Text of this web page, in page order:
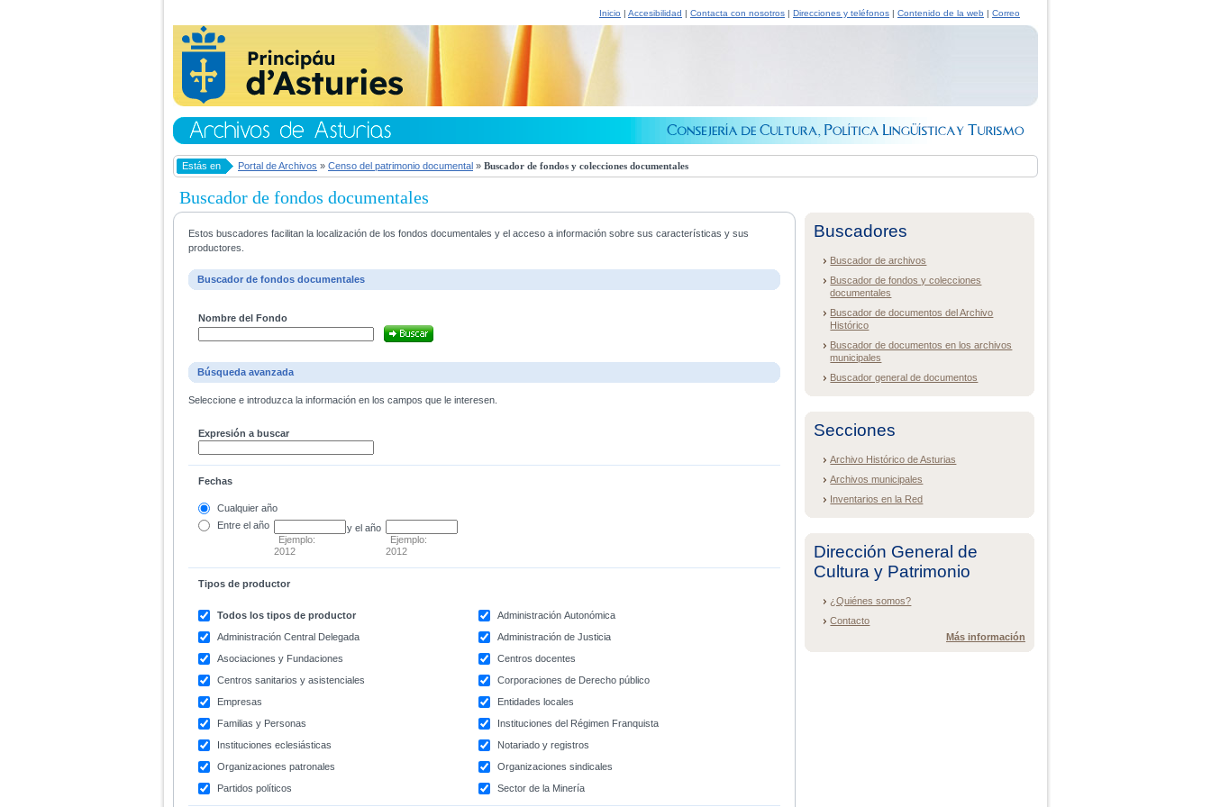
Inicio | Accesibilidad | Contacta con nosotros | Direcciones y teléfonos | Contenido de la web | Correo
Estás en Portal de Archivos » Censo del patrimonio documental » Buscador de fondos y colecciones documentales
Buscador de fondos documentales
Estos buscadores facilitan la localización de los fondos documentales y el acceso a información sobre sus características y sus
productores.
Buscador de fondos documentales
Nombre del Fondo
Búsqueda avanzada
Seleccione e introduzca la información en los campos que le interesen.
Expresión a buscar
Fechas
Cualquier año
Entre el año
Ejemplo:
2012
y el año
Ejemplo:
2012
Tipos de productor
Todos los tipos de productor
Administración Autonómica
Administración Central Delegada
Administración de Justicia
Asociaciones y Fundaciones
Centros docentes
Centros sanitarios y asistenciales
Corporaciones de Derecho público
Empresas
Entidades locales
Familias y Personas
Instituciones del Régimen Franquista
Instituciones eclesiásticas
Notariado y registros
Organizaciones patronales
Organizaciones sindicales
Partidos políticos
Sector de la Minería
Buscadores
Buscador de archivos
Buscador de fondos y colecciones
documentales
Buscador de documentos del Archivo
Histórico
Buscador de documentos en los archivos
municipales
Buscador general de documentos
Secciones
Archivo Histórico de Asturias
Archivos municipales
Inventarios en la Red
Dirección General de
Cultura y Patrimonio
¿Quiénes somos?
Contacto
Más información